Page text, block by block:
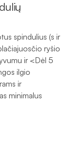
spindulius (s ir
ryšio
ir <Dėl 5
ilgio
ir
minimalus